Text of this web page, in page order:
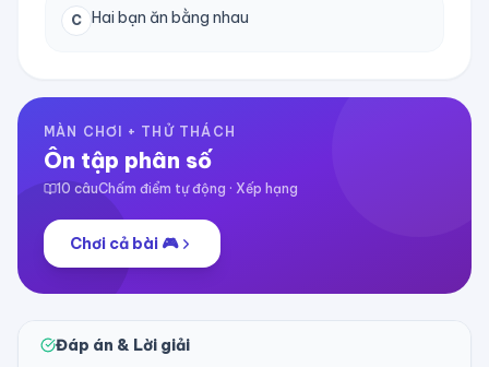
C Hai bạn ăn bằng nhau
MÀN CHƠI + THỬ THÁCH
Ôn tập phân số
10 câuChấm điểm tự động · Xếp hạng
Chơi cả bài 🎮
Đáp án & Lời giải